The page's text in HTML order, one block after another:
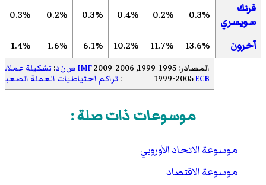
فرنك
سويسري
0.3%
0.2%
0.4%
0.3%
0.2%
0.3%
آخرون
13.6%
11.7%
10.2%
6.1%
1.6%
1.4%
المصادر: 1995-1999, 2006-2009 IMF ص‌ن‌د : تشكيلة عملات
1999-2005ECB
: تراكم احتياطيات العملة الصعبة
موسوعات ذات صلة :
موسوعة الاتحاد الأوروبي
موسوعة الاقتصاد